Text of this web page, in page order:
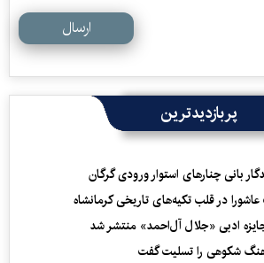
ارسال
پربازدیدترین
بانی چنارهای استوار ورودی گرگان
در قلب تکیه‌های تاریخی کرمانشاه
ادبی «جلال آل‌احمد» منتشر شد
شکوهی را تسلیت گفت